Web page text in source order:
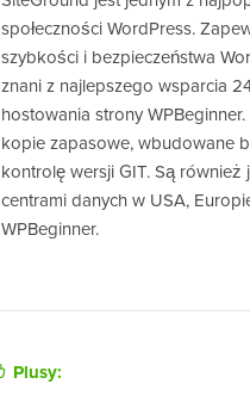
społeczności WordPress.
szybkości i bezpieczeństwa
znani z najlepszego wsparcia
hostowania strony
kopie zapasowe, wbudowane
kontrolę wersji GIT. Są
centrami danych w USA,
WPBeginner.
Plusy: